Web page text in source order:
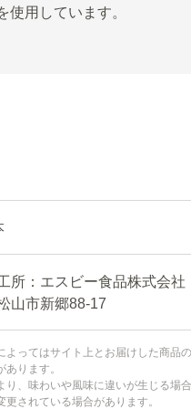
使用しています。
所：エスビー食品株式会
山市新郷88-17
ってはサイト上とお届けした商品
ります。
、味わいや風味に違いが生じる場合
更されている場合があります。